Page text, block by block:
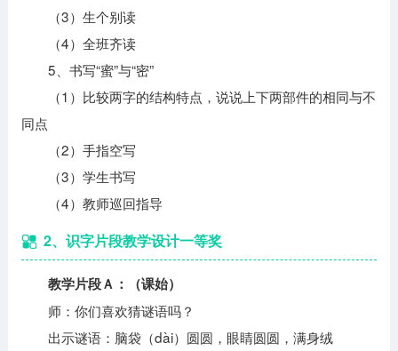
（3）生个别读
（4）全班齐读
5、书写“蜜”与“密”
（1）比较两字的结构特点，说说上下两部件的相同与不
同点
（2）手指空写
（3）学生书写
（4）教师巡回指导
2、识字片段教学设计一等奖
教学片段Ａ：（课始）
师：你们喜欢猜谜语吗？
出示谜语：脑袋（dài）圆圆，眼睛圆圆，满身绒